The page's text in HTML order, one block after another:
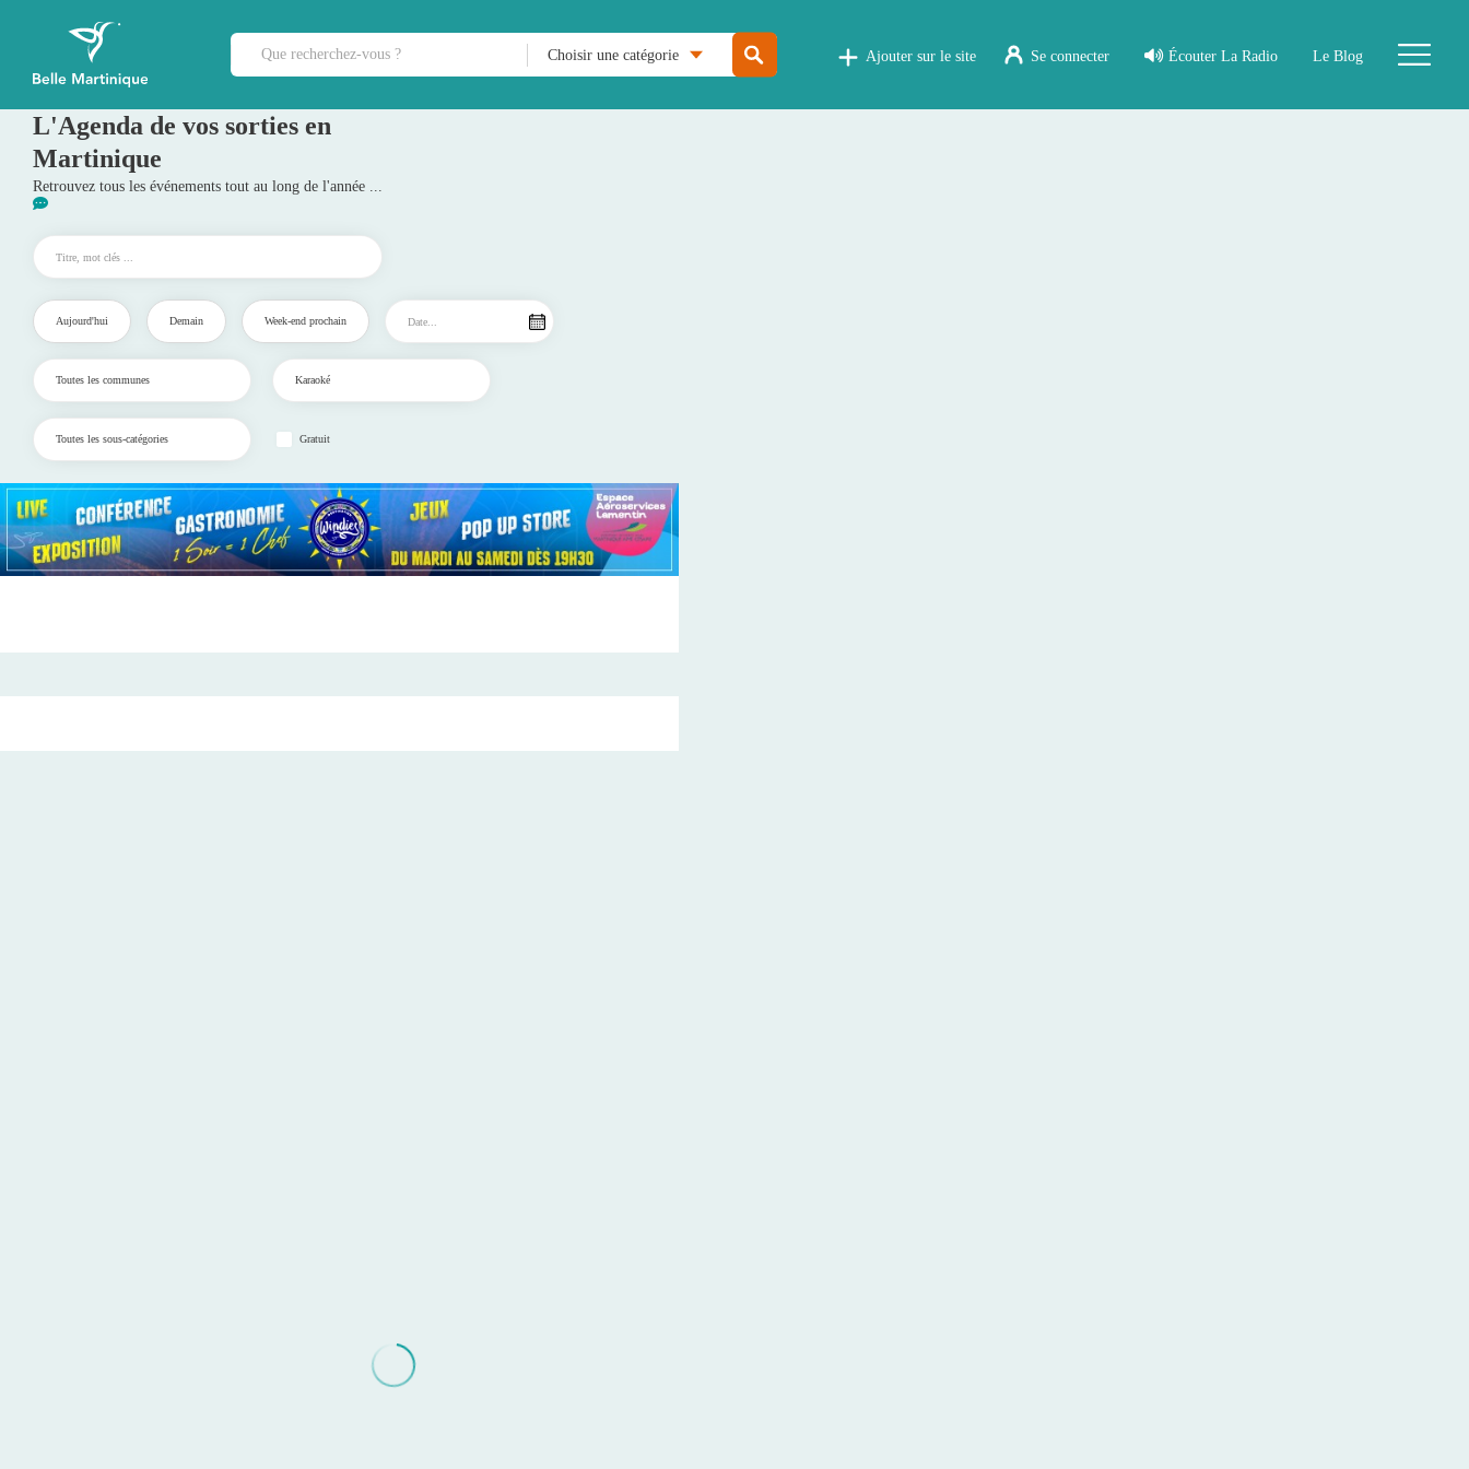
Choisir une catégorie Ajouter sur le site Se connecter Écouter La Radio Le Blog
L'Agenda de vos sorties en
Martinique
Retrouvez tous les événements tout au long de l'année ...
Aujourd'hui Demain Week-end prochain
Gratuit